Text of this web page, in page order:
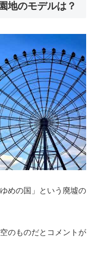
地のモデルは？
めの国」という廃墟の
のものだとコメントが